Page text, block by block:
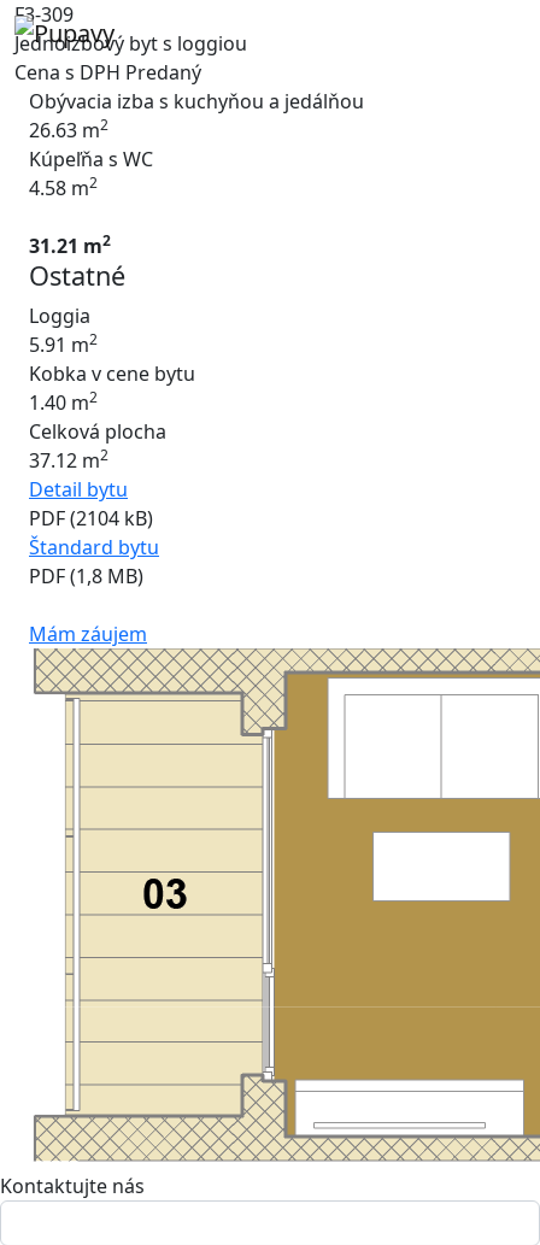
F3-309
Jednoizbový byt s loggiou
Cena s DPH Predaný
Obývacia izba s kuchyňou a jedálňou
26.63 m2
Kúpeľňa s WC
4.58 m2
31.21 m2
Ostatné
Loggia
5.91 m2
Kobka v cene bytu
1.40 m2
Celková plocha
37.12 m2
Detail bytu
PDF (2104 kB)
Štandard bytu
PDF (1,8 MB)
Mám záujem
Kontaktujte nás